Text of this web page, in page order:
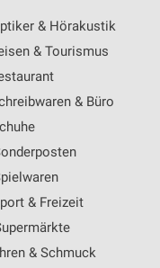
& Hörakustik
& Tourismus
& Büro
& Freizeit
& Schmuck